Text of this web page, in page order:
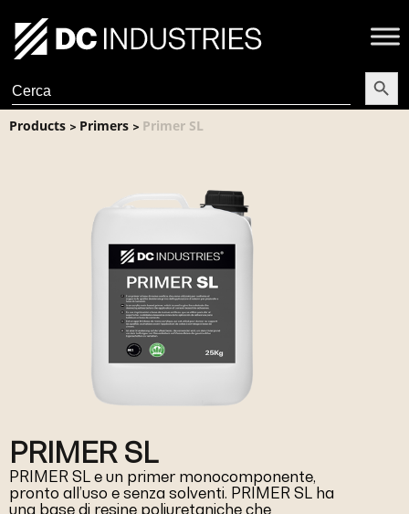
Search
for:
Search
Products > Primers > Primer SL
PRIMER SL
PRIMER SL e un primer monocomponente,
pronto all’uso e senza solventi. PRIMER SL ha
una base di resine poliuretaniche che